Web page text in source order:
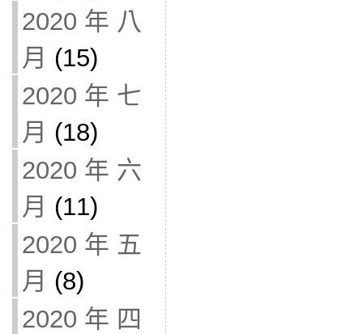
2020 年 八
月 (15)
2020 年 七
月 (18)
2020 年 六
月 (11)
2020 年 五
月 (8)
2020 年 四